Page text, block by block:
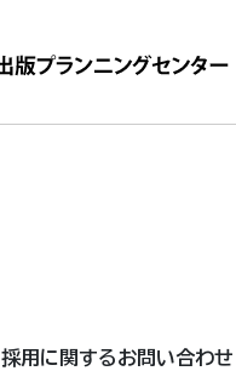
採用に関するお問い合わせ